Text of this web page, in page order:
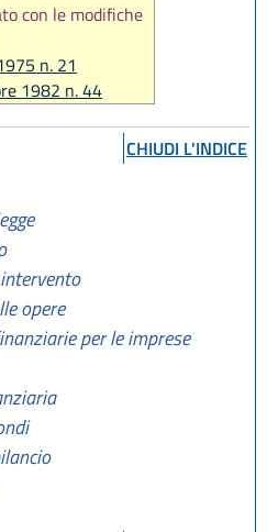
con le modifiche
n. 21
1982 n. 44
CHIUDI L'INDICE
opere
per le imprese